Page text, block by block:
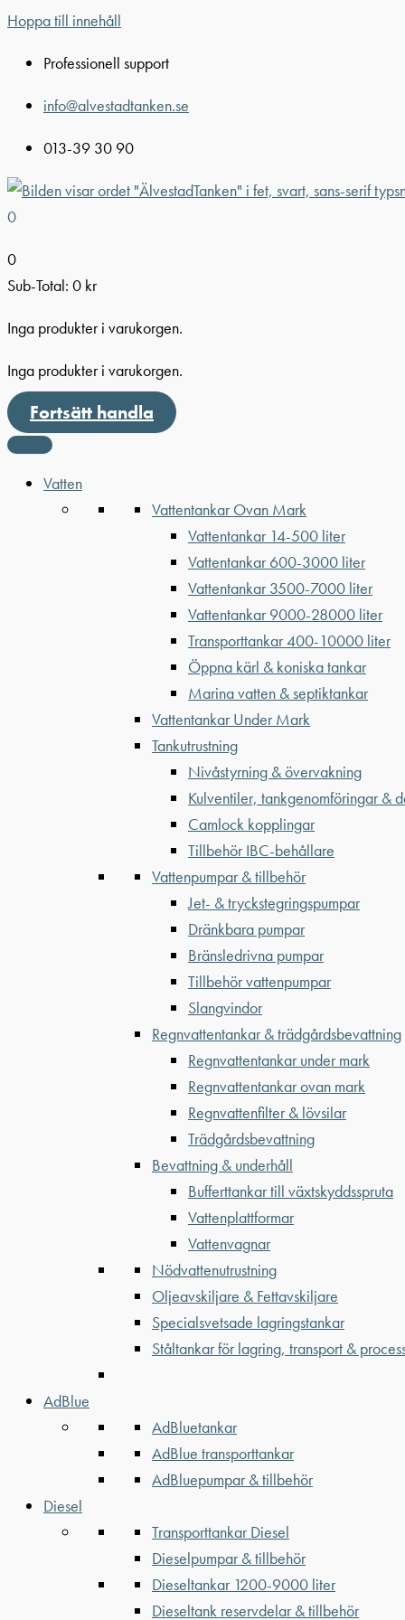
Hoppa till innehåll
Professionell support
info@alvestadtanken.se
013-39 30 90
0
0
Sub-Total: 0 kr
Inga produkter i varukorgen.
Inga produkter i varukorgen.
Fortsätt handla
Vatten
Vattentankar Ovan Mark
Vattentankar 14-500 liter
Vattentankar 600-3000 liter
Vattentankar 3500-7000 liter
Vattentankar 9000-28000 liter
Transporttankar 400-10000 liter
Öppna kärl & koniska tankar
Marina vatten & septiktankar
Vattentankar Under Mark
Tankutrustning
Nivåstyrning & övervakning
Kulventiler, tankgenomföringar &
Camlock kopplingar
Tillbehör IBC-behållare
Vattenpumpar & tillbehör
Jet- & tryckstegringspumpar
Dränkbara pumpar
Bränsledrivna pumpar
Tillbehör vattenpumpar
Slangvindor
Regnvattentankar & trädgårdsbevattning
Regnvattentankar under mark
Regnvattentankar ovan mark
Regnvattenfilter & lövsilar
Trädgårdsbevattning
Bevattning & underhåll
Bufferttankar till växtskyddsspruta
Vattenplattformar
Vattenvagnar
Nödvattenutrustning
Oljeavskiljare & Fettavskiljare
Specialsvetsade lagringstankar
Ståltankar för lagring, transport &
AdBlue
AdBluetankar
AdBlue transporttankar
AdBluepumpar & tillbehör
Diesel
Transporttankar Diesel
Dieselpumpar & tillbehör
Dieseltankar 1200-9000 liter
Dieseltank reservdelar & tillbehör